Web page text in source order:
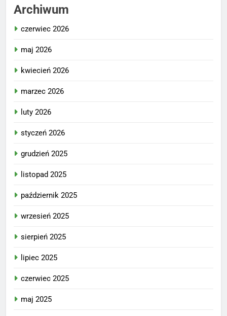
Archiwum
czerwiec 2026
maj 2026
kwiecień 2026
marzec 2026
luty 2026
styczeń 2026
grudzień 2025
listopad 2025
październik 2025
wrzesień 2025
sierpień 2025
lipiec 2025
czerwiec 2025
maj 2025